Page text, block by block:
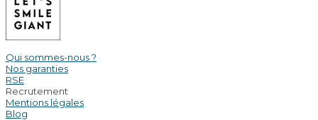
Qui sommes-nous ?
Nos garanties
RSE
Recrutement
Mentions légales
Blog